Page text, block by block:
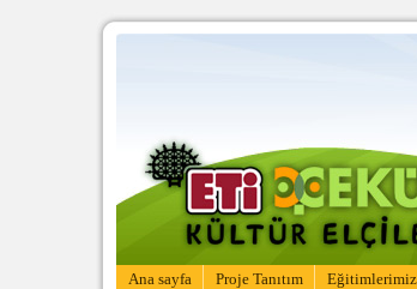
Ana sayfa Proje Tanıtım Eğitimlerimiz